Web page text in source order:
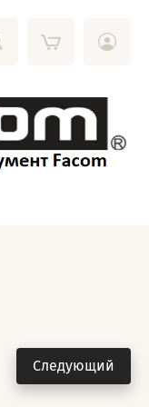
Следующий